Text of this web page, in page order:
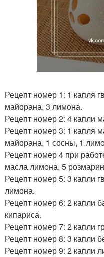
Рецепт номер 1: 1 капля
майорана, 3 лимона.
Рецепт номер 2: 4 капли
Рецепт номер 3: 1 капля
майорана, 1 сосны, 1
Рецепт номер 4 при
масла лимона, 5
Рецепт номер 5: 3 капли
лимона.
Рецепт номер 6: 2 капли
кипариса.
Рецепт номер 7: 2 капли
Рецепт номер 8: 3 капли
Рецепт номер 9: 2 капли